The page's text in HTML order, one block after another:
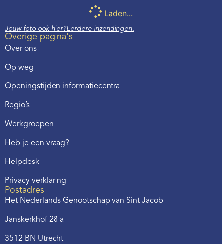
Laden...
Jouw foto ook hier?Eerdere inzendingen.
Overige pagina's
Over ons
Op weg
Openingstijden informatiecentra
Regio’s
Werkgroepen
Heb je een vraag?
Helpdesk
Privacy verklaring
Postadres
Het Nederlands Genootschap van Sint Jacob
Janskerkhof 28 a
3512 BN Utrecht